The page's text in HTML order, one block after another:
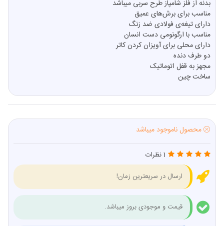
بدنه از فلز شامپاز طرح سربی میباشد
مناسب برای برش‌های عمیق
دارای تیغه‌ی فولادی ضد زنگ
مناسب با ارگونومی دست انسان
دارای محلی برای آویزان کردن کاتر
دو طرف دنده
مجهز به قفل اتوماتیک
ساخت چین
محصول ناموجود میباشد
1 نظرات
ارسال در سریعترین زمان!
قیمت و موجودی بروز میباشد.